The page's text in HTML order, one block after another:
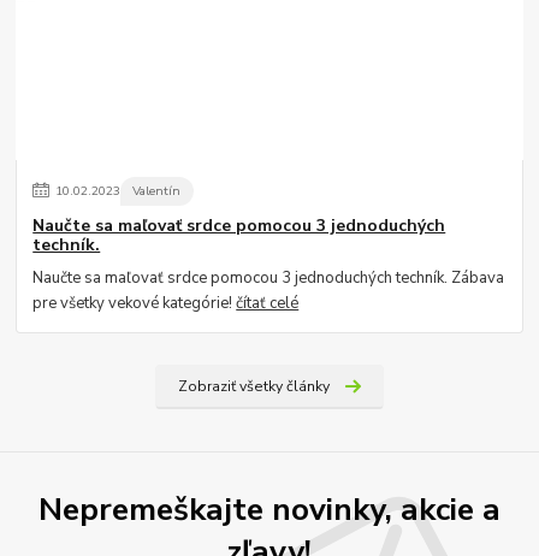
10.02.2023 Valentín
Naučte sa maľovať srdce pomocou 3 jednoduchých
techník.
Naučte sa maľovať srdce pomocou 3 jednoduchých techník. Zábava
pre všetky vekové kategórie!čítať celé
Zobraziť všetky články
Nepremeškajte novinky, akcie a